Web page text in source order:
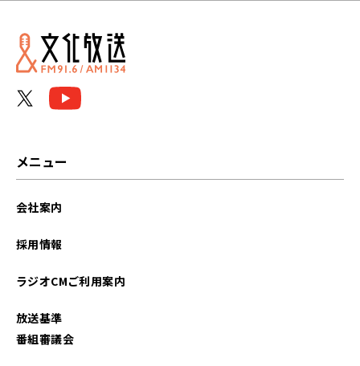
メニュー
会社案内
採用情報
ラジオCMご利用案内
放送基準
番組審議会